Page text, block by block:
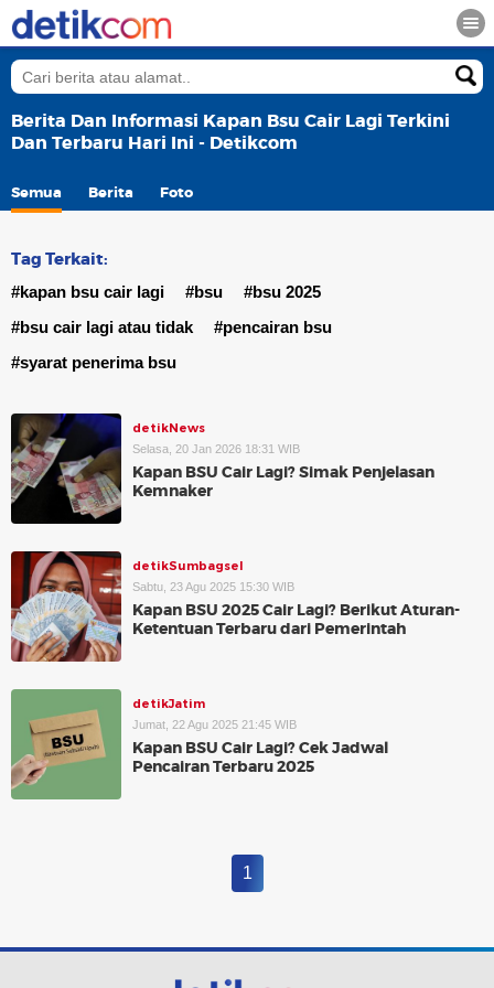
Berita Dan Informasi Kapan Bsu Cair Lagi Terkini
Dan Terbaru Hari Ini - Detikcom
Semua Berita Foto
Tag Terkait:
#kapan bsu cair lagi #bsu
#bsu 2025
#bsu cair lagi atau tidak
#pencairan bsu
#syarat penerima bsu
detikNews
Selasa, 20 Jan 2026 18:31 WIB
Kapan BSU Cair Lagi? Simak Penjelasan
Kemnaker
detikSumbagsel
Sabtu, 23 Agu 2025 15:30 WIB
Kapan BSU 2025 Cair Lagi? Berikut Aturan-
Ketentuan Terbaru dari Pemerintah
detikJatim
Jumat, 22 Agu 2025 21:45 WIB
Kapan BSU Cair Lagi? Cek Jadwal
Pencairan Terbaru 2025
1